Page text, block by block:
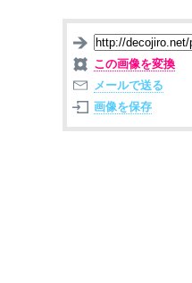
この画像を変換
メールで送る
画像を保存